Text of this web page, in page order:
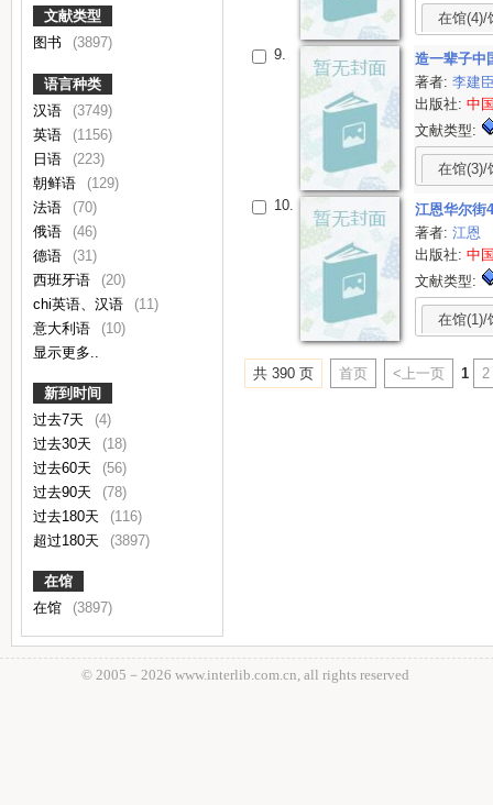
文献类型
图书
(3897)
语言种类
汉语
(3749)
英语
(1156)
日语
(223)
朝鲜语
(129)
法语
(70)
俄语
(46)
德语
(31)
西班牙语
(20)
chi英语、汉语
(11)
意大利语
(10)
显示更多..
新到时间
过去7天
(4)
过去30天
(18)
过去60天
(56)
过去90天
(78)
过去180天
(116)
超过180天
(3897)
在馆
在馆
(3897)
在馆(4)/
9.
造一辈子中
著者:李建
出版社:中
文献类型:
在馆(3)/
10.
江恩华尔街
著者:江恩
出版社:中
文献类型:
在馆(1)/
共 390 页 首页 <上一页 1 2
© 2005－ 2026 www.interlib.com.cn, all rights reserved